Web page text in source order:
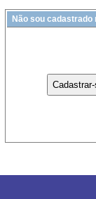
Não sou cadastrado